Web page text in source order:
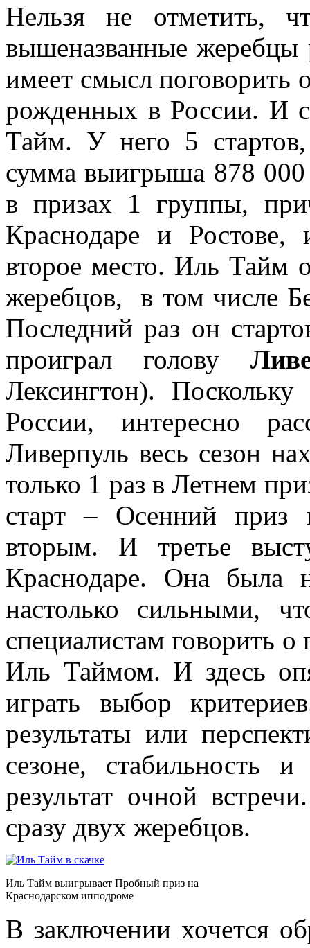
Нельзя не отметить,
вышеназванные
имеет смысл поговорить
рожденных в России. И
Тайм. У него 5
сумма выигрыша 878 000
в призах 1 группы,
Краснодаре и Ростове,
второе место. Иль Тайм
жеребцов, в том числе
Последний раз он
проиграл голову
Лексингтон).
России, интересно
Ливерпуль весь сезон
только 1 раз в Летнем
старт – Осенний приз
вторым. И третье
Краснодаре. Она была
настолько сильными,
специалистам говорить
Иль Таймом. И здесь
играть выбор
результаты или
сезоне, стабильность
результат очной
сразу двух жеребцов.
Иль Тайм выигрывает Пробный приз на
Краснодарском ипподроме
В заключении хочется